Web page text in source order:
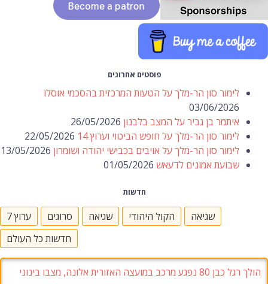
פוסטים אחרונים
לימור סון הר-מלך על הטעות המרכזית בהסכמי אוסלו
03/06/2026
איתמר בן גביר על המצב בלבנון 26/05/2026
לימור סון הר-מלך על חופש הביטוי וערוץ 14
22/05/2026
לימור סון הר-מלך על אויבים בכבישי יהודה ושומרון 13/05/2026
שבועת אמונים לדעאש 01/05/2026
חדשות
ערוץ 7 סרוגים שגיאה הקול היהודי
שגיאה
חדשות כל העולם
הולך רגל כבן 80 נפגע מרכב במועצה האזורית אלונה, מצבו בינוני